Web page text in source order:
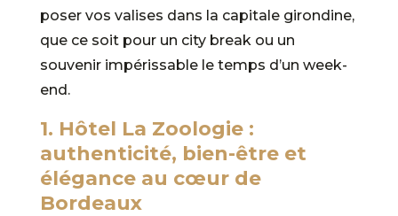
poser vos valises dans la capitale girondine,
que ce soit pour un city break ou un
souvenir impérissable le temps d’un week-
end.
1. Hôtel La Zoologie :
authenticité, bien-être et
élégance au cœur de
Bordeaux